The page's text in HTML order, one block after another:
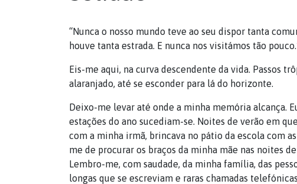
“Nunca o nosso mundo teve ao seu dispor tanta
houve tanta estrada. E nunca nos visitámos tão
Eis-me aqui, na curva descendente da vida. Passos
alaranjado, até se esconder para lá do horizonte.
Deixo-me levar até onde a minha memória alcança.
estações do ano sucediam-se. Noites de verão em
com a minha irmã, brincava no pátio da escola com
me de procurar os braços da minha mãe nas noites
Lembro-me, com saudade, da minha família, das
longas que se escreviam e raras chamadas